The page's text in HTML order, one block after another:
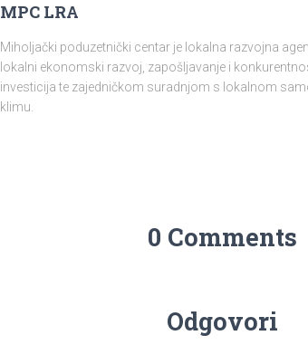
MPC LRA
Miholjački poduzetnički centar je lokalna razvojna
lokalni ekonomski razvoj, zapošljavanje i
investicija te zajedničkom suradnjom s lokalnom
klimu.
0 Comments
Odgovori